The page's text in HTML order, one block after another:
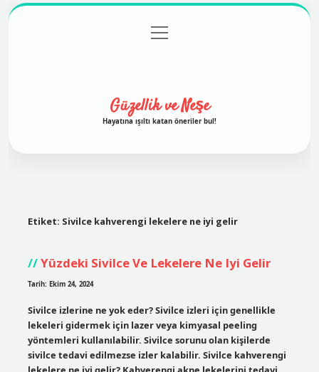
Gizlilik Politikası
menüyü
aç
Güzellik ve Neşe
Hayatına ışıltı katan öneriler bul!
Etiket: Sivilce kahverengi lekelere ne iyi gelir
Yüzdeki Sivilce Ve Lekelere Ne Iyi Gelir
Tarih: Ekim 24, 2024
Sivilce izlerine ne yok eder? Sivilce izleri için genellikle
lekeleri gidermek için lazer veya kimyasal peeling
yöntemleri kullanılabilir. Sivilce sorunu olan kişilerde
sivilce tedavi edilmezse izler kalabilir. Sivilce kahverengi